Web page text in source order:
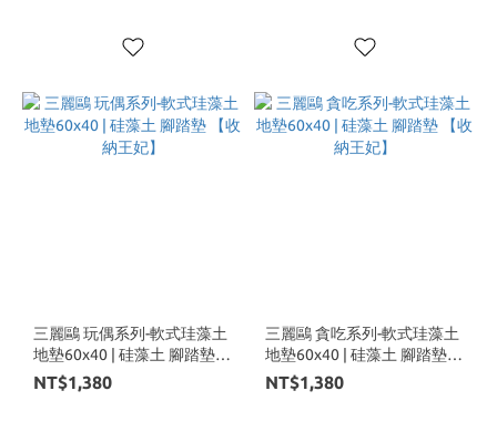
三麗鷗 玩偶系列-軟式珪藻土
地墊60x40 | 硅藻土 腳踏墊
【收納王妃】
NT$1,380
三麗鷗 貪吃系列-軟式珪藻土
地墊60x40 | 硅藻土 腳踏墊
【收納王妃】
NT$1,380